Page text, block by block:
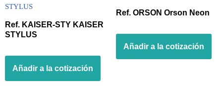
Ref. KAISER-STY KAISER
STYLUS
Añadir a la cotización
Ref. ORSON Orson Neon
Añadir a la cotización